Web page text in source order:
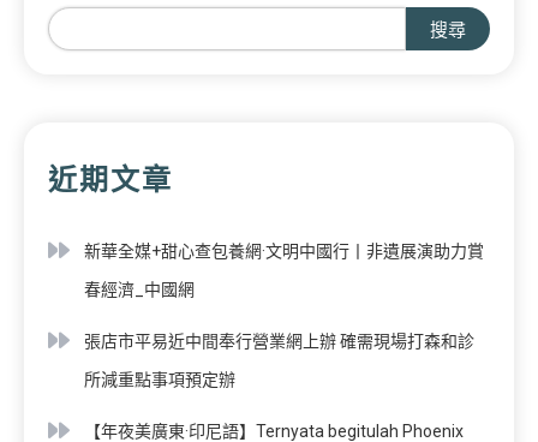
搜尋
近期文章
新華全媒+甜心查包養網·文明中國行丨非遺展演助力賞
春經濟_中國網
張店市平易近中間奉行營業網上辦 確需現場打森和診
所減重點事項預定辦
【年夜美廣東·印尼語】Ternyata begitulah Phoenix